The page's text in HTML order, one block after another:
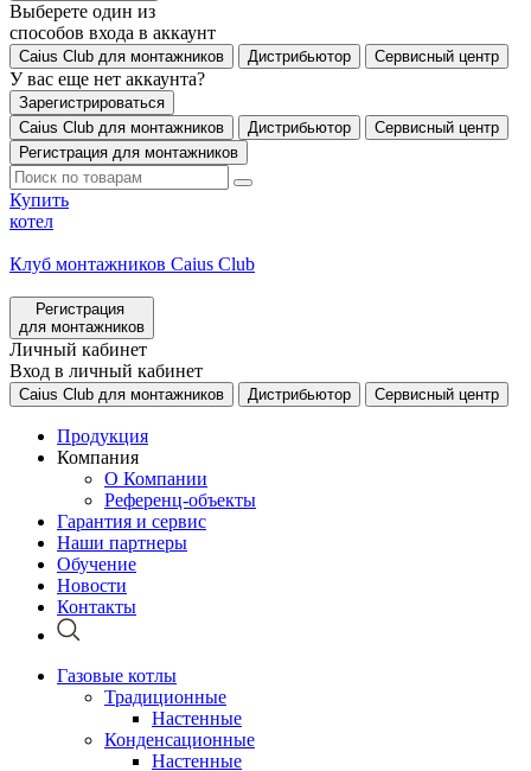
Выберете один из
способов входа в аккаунт
Caius Club для монтажников Дистрибьютор Сервисный центр
У вас еще нет аккаунта?
Зарегистрироваться
Caius Club для монтажников
Дистрибьютор
Сервисный центр
Регистрация для монтажников
Купить
котел
Клуб монтажников Caius Club
Регистрация
для монтажников
Личный кабинет
Вход в личный кабинет
Caius Club для монтажников Дистрибьютор Сервисный центр
Продукция
Компания
О Компании
Референц-объекты
Гарантия и сервис
Наши партнеры
Обучение
Новости
Контакты
Газовые котлы
Традиционные
Настенные
Конденсационные
Настенные